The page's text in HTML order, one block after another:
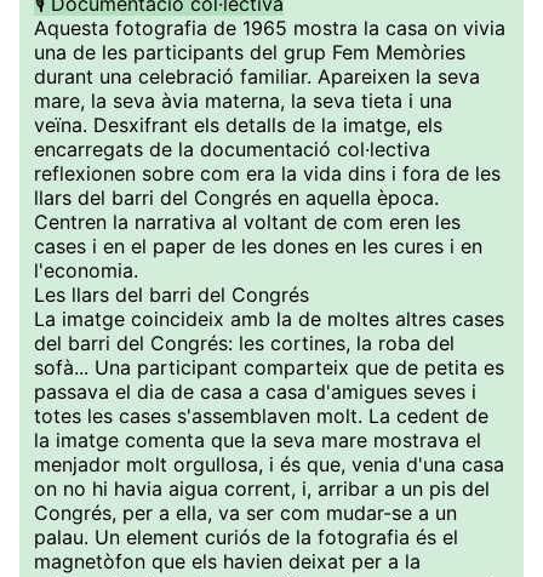
Aquesta fotografia de 1965 mostra la casa on vivia
una de les participants del grup Fem Memòries
durant una celebració familiar. Apareixen la seva
mare, la seva àvia materna, la seva tieta i una
veïna. Desxifrant els detalls de la imatge, els
encarregats de la documentació col·lectiva
reflexionen sobre com era la vida dins i fora de les
llars del barri del Congrés en aquella època.
Centren la narrativa al voltant de com eren les
cases i en el paper de les dones en les cures i en
l'economia.
Les llars del barri del Congrés
La imatge coincideix amb la de moltes altres cases
del barri del Congrés: les cortines, la roba del
sofà... Una participant comparteix que de petita es
passava el dia de casa a casa d'amigues seves i
totes les cases s'assemblaven molt. La cedent de
la imatge comenta que la seva mare mostrava el
menjador molt orgullosa, i és que, venia d'una casa
on no hi havia aigua corrent, i, arribar a un pis del
Congrés, per a ella, va ser com mudar-se a un
palau. Un element curiós de la fotografia és el
magnetòfon que els havien deixat per a la